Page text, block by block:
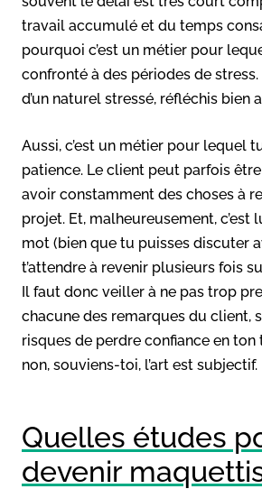
travail accumulé et du temps
pourquoi c’est un métier pour
confronté à des périodes de
d’un naturel stressé, réfléchis bien
Aussi, c’est un métier pour lequel
patience. Le client peut parfois
avoir constamment des choses à
projet. Et, malheureusement, c’est
mot (bien que tu puisses discuter
t’attendre à revenir plusieurs fois
Il faut donc veiller à ne pas trop
chacune des remarques du client,
risques de perdre confiance en
non, souviens-toi, l’art est subjectif.
Quelles études
devenir